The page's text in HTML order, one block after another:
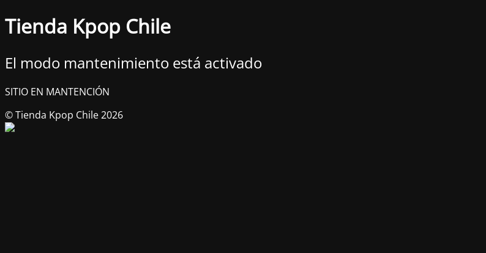
Tienda Kpop Chile
El modo mantenimiento está activado
SITIO EN MANTENCIÓN
© Tienda Kpop Chile 2026